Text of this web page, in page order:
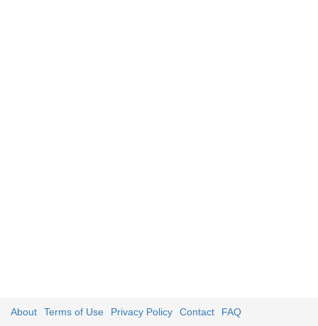
About Terms of Use Privacy Policy Contact FAQ